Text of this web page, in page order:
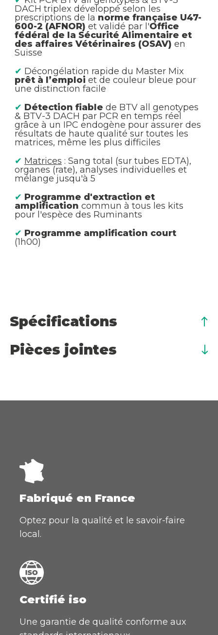
DACH triplex développé selon les
prescriptions de la norme française U47-
600-2 (AFNOR) et validé par l'Office
fédéral de la Sécurité Alimentaire et
des affaires Vétérinaires (OSAV) en
Suisse
✔ Décongélation rapide du Master Mix
prêt à l’emploi et de couleur bleue pour
une distinction facile
✔ Détection fiable de BTV all genotypes
& BTV-3 DACH par PCR en temps réel
grâce à un IPC endogène pour assurer des
résultats de haute qualité sur toutes les
matrices, même les plus difficiles
✔ Matrices : Sang total (sur tubes EDTA),
organes (rate), analyses individuelles et
mélange jusqu'à 5
✔ Programme d'extraction et
amplification commun à tous les kits
pour l'espèce des Ruminants
✔ Programme amplification court
(1h00)
Spécifications
Pièces jointes
Fabriqué en France
Optez pour la qualité et le savoir-faire
local.
Certifié iso
Une garantie de qualité conforme aux